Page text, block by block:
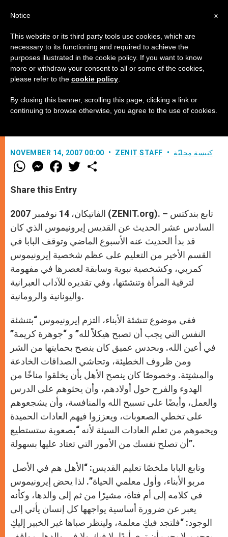
أب الكنيسة الذي ناضل من أجل ترقية
النساء
NOVEMBER 14, 2007 00:00 ZENIT STAFF كنيسة محليّة
W
h
t
s
p
p
M
e
s
e
g
e
r
F
a
e
b
o
k
w
r
Share this Entry
الفاتيكان، 14 نوفمبر 2007 (ZENIT.org). – تابع بندكتس
السادس عشر الحديث عن القديس إيرونيموس الذي كان
قد بدأ الحديث عنه الأسبوع الماضي وتوقف البابا في
القسم الأخير من التعليم على عظم شخصية إيرونيموس
كمربي، وكشخصية نبوية وسابقة لعصرها في مفهومة
لترقية المرأة وتنشئتها، وفي تقديره للآداب العبرانية
واليونانية والرومانية.
ففي موضوع تنشئة الأبناء، التزم إيرونيموس “بتنشئة
النفس التي يجب أن تصبح هيكلاً لله” و “جوهرة كريمة”
في أعين الله. وبحدس عميق كان ينصح بحمايتها من الشر
ومن ظروف الخطيئة، وتحاشي الصداقات الخادعة
والمشتِتة. وخصوصًا كان ينصح الأهل بأن يخلقوا مناخًا من
الهدوء والفرح حول أولادهم، وأن يحثوهم على الدرس
والعمل، وأيضًا على تسبيح الله والمنافسة، وأن يشجعوهم
على تخطي الصعوبات، ويعززوا فيهم العادات الحميدة
ويحموهم من تعلم العادات السيئة لأنه “بصعوبة ستستطيع
أن تصلح نفسك من الأمور التي تعتاد عليها بسهولة”.
مربو الأبناء، وأول معلمي الحياة”. لذا يحض إيرونيموس
في كلامه إلى أم فتاة، مشيرًا من ثم إلى والدها، وكأنه
يعبر عن ضرورة أساسية يواجهها كل إنسان يأتي إلى
الوجود: “فلتجد فيكِ معلمة، ولينظر صباها غير الخبير إليكِ
x
Notice
This website or its third party tools use cookies, which are
necessary to its functioning and required to achieve the
purposes illustrated in the cookie policy. If you want to know
more or withdraw your consent to all or some of the cookies,
please refer to the cookie policy
By closing this banner, scrolling this page, clicking a link or
continuing to browse otherwise, you agree to the use of cookies.